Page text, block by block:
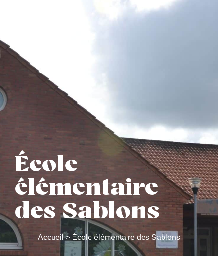
École
élémentaire
des Sablons
Accueil> École élémentaire des Sablons